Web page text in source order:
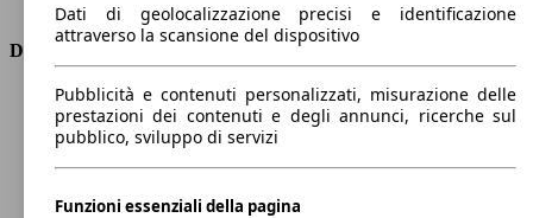
Dimensioni
Lunghezza
4410 mm
Altezza
1650 mm
Larghezza
Peso massimo
-
Dati di geolocalizzazione precisi e identificazione
attraverso la scansione del dispositivo
Pubblicità e contenuti personalizzati, misurazione delle
prestazioni dei contenuti e degli annunci, ricerche sul
pubblico, sviluppo di servizi
Funzioni essenziali della pagina